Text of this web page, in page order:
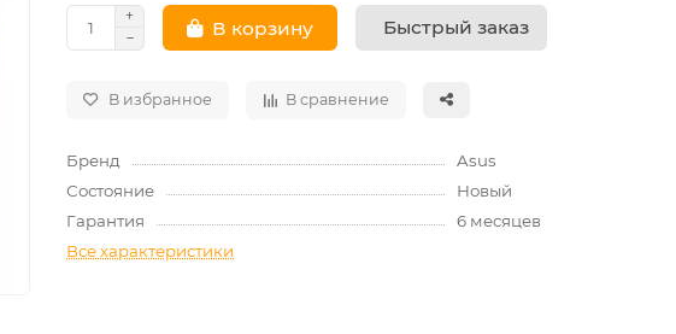
В корзину Быстрый заказ
В избранное В сравнение
Бренд
Asus
Состояние
Новый
Гарантия
6 месяцев
Все характеристики